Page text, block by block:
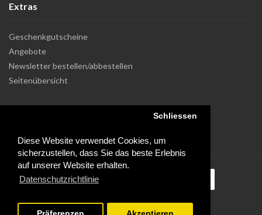
Diese Website verwendet Cookies, um
sicherzustellen, dass Sie das beste Erlebnis
auf unserer Website erhalten.
Datenschutzrichtlinie
Schliessen
Extras
Geschenkgutscheine
Angebote
Newsletter bestellen/abbestellen
Seitenübersicht